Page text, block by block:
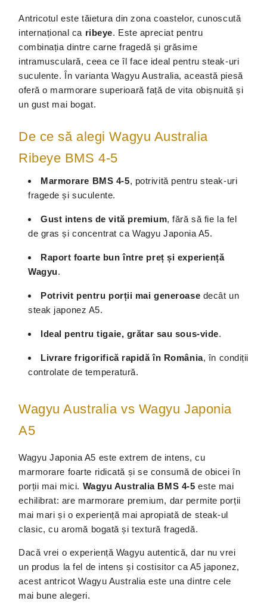
Antricotul este tăietura din zona coastelor, cunoscută
internațional ca ribeye. Este apreciat pentru
combinația dintre carne fragedă și grăsime
intramusculară, ceea ce îl face ideal pentru steak-uri
suculente. În varianta Wagyu Australia, această piesă
oferă o marmorare superioară față de vita obișnuită și
un gust mai bogat.
De ce să alegi Wagyu Australia
Ribeye BMS 4-5
Marmorare BMS 4-5, potrivită pentru steak-uri
fragede și suculente.
Gust intens de vită premium, fără să fie la fel
de gras și concentrat ca Wagyu Japonia A5.
Raport foarte bun între preț și experiență
Wagyu.
Potrivit pentru porții mai generoase decât un
steak japonez A5.
Ideal pentru tigaie, grătar sau sous-vide.
Livrare frigorifică rapidă în România, în condiții
controlate de temperatură.
Wagyu Australia vs Wagyu Japonia
A5
Wagyu Japonia A5 este extrem de intens, cu
marmorare foarte ridicată și se consumă de obicei în
porții mai mici. Wagyu Australia BMS 4-5 este mai
echilibrat: are marmorare premium, dar permite porții
mai mari și o experiență mai apropiată de steak-ul
clasic, cu aromă bogată și textură fragedă.
Dacă vrei o experiență Wagyu autentică, dar nu vrei
un produs la fel de intens și costisitor ca A5 japonez,
acest antricot Wagyu Australia este una dintre cele
mai bune alegeri.